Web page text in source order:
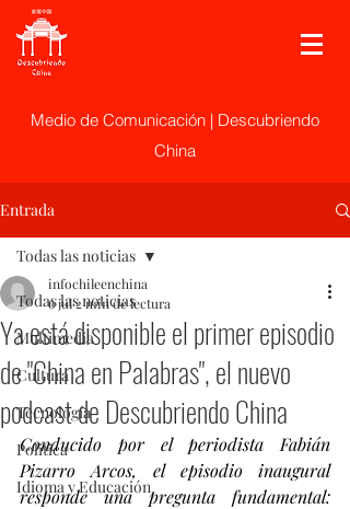
Medio de Comunicación | Descubriendo
China
Entrada
Todas las noticias
Multimedia
Cultura
Tecnología
Politica
Idioma y Educación
Todas las noticias
Ya está disponible el primer episodio
de "China en Palabras", el nuevo
podcast de Descubriendo China
infochileenchina
6 jul2 min de lectura
Conducido por el periodista Fabián
Pizarro Arcos, el episodio inaugural
responde una pregunta fundamental: